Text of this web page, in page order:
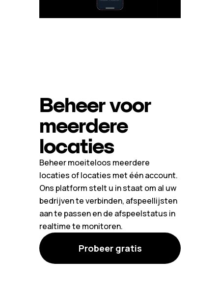
Beheer voor
meerdere
locaties
Beheer moeiteloos meerdere
locaties of locaties met één account.
Ons platform stelt u in staat om al uw
bedrijven te verbinden, afspeellijsten
aan te passen en de afspeelstatus in
realtime te monitoren.
Probeer gratis